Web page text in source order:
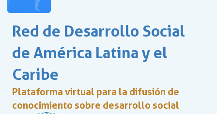
Red de Desarrollo Social
de América Latina y el
Caribe
Plataforma virtual para la difusión de
conocimiento sobre desarrollo social